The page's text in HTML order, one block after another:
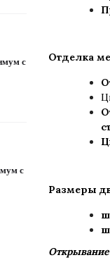
с
с
Отделка
Размеры